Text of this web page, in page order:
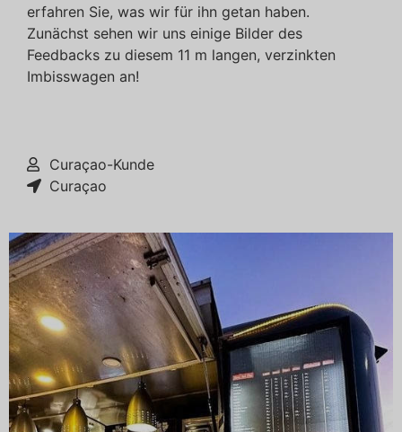
erfahren Sie, was wir für ihn getan haben.
Zunächst sehen wir uns einige Bilder des
Feedbacks zu diesem 11 m langen, verzinkten
Imbisswagen an!
Curaçao-Kunde
Curaçao